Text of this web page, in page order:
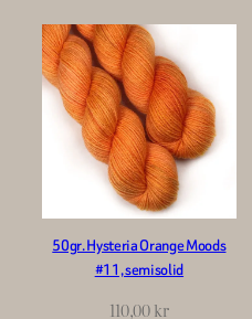
50gr. Hysteria Orange Moods
#11, semisolid
110,00kr